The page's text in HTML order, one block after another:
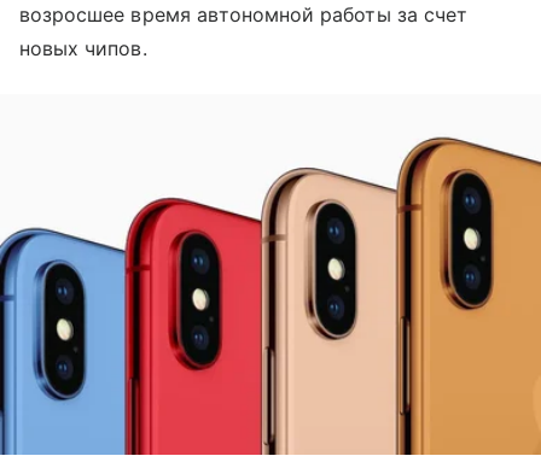
возросшее время автономной работы за счет
новых чипов.